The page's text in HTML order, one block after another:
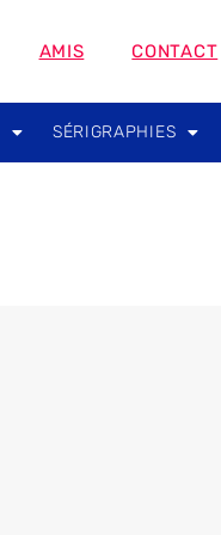
AMIS CONTACT
SÉRIGRAPHIES